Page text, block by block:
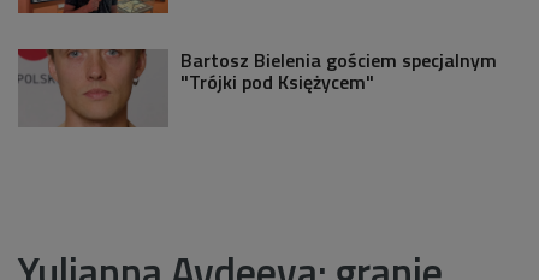
Bartosz Bielenia gościem specjalnym
"Trójki pod Księżycem"